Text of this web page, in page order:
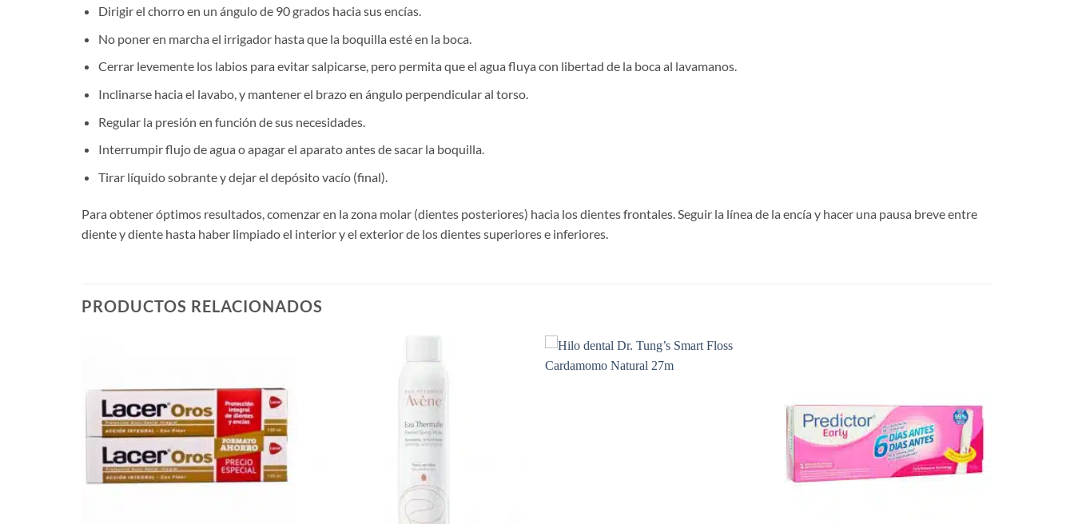
Dirigir el chorro en un ángulo de 90 grados hacia sus encías.
No poner en marcha el irrigador hasta que la boquilla esté en la boca.
Cerrar levemente los labios para evitar salpicarse, pero permita que el agua fluya con libertad de la boca al lavamanos.
Inclinarse hacia el lavabo, y mantener el brazo en ángulo perpendicular al torso.
Regular la presión en función de sus necesidades.
Interrumpir flujo de agua o apagar el aparato antes de sacar la boquilla.
Tirar líquido sobrante y dejar el depósito vacío (final).
Para obtener óptimos resultados, comenzar en la zona molar (dientes posteriores) hacia los dientes frontales. Seguir la línea de la encía y hacer una pausa breve entre
diente y diente hasta haber limpiado el interior y el exterior de los dientes superiores e inferiores.
PRODUCTOS RELACIONADOS
a la
lista de
deseos